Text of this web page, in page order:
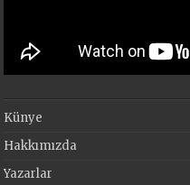
Künye
Hakkımızda
Yazarlar